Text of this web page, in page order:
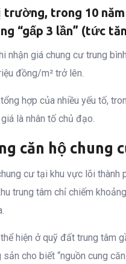
trong 10
“gấp 3 lần” (tức
nhận giá chung cư trung
đồng/m² trở lên.
hợp của nhiều yếu tố,
là nhân tố chủ đạo.
căn hộ chung
cư tại khu vực lõi
trung tâm chỉ chiếm
hiện ở quỹ đất trung tâm
cho biết “nguồn cung